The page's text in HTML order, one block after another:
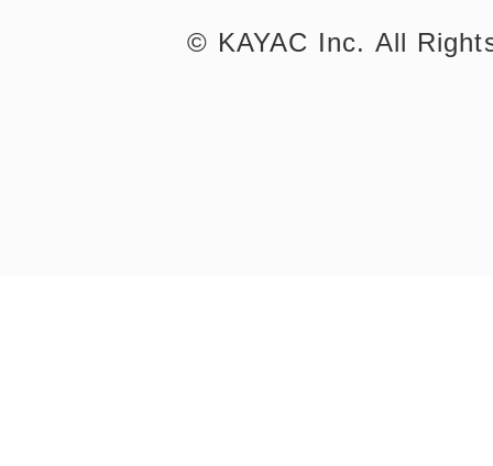
©︎ KAYAC Inc. All